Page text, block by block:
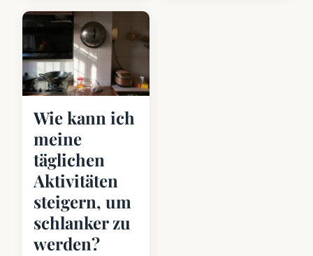
Wie kann ich
meine
täglichen
Aktivitäten
steigern, um
schlanker zu
werden?